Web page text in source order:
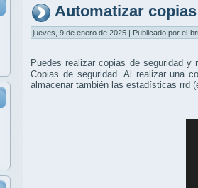
Automatizar
jueves, 9 de enero de 2025 | Publicado por el-
Puedes realizar copias de seguridad y
Copias de seguridad. Al realizar una
almacenar también las estadísticas rrd